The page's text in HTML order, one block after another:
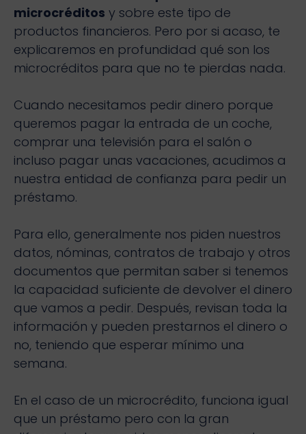
microcréditos y sobre este tipo de
productos financieros. Pero por si acaso, te
explicaremos en profundidad qué son los
microcréditos para que no te pierdas nada.
Cuando necesitamos pedir dinero porque
queremos pagar la entrada de un coche,
comprar una televisión para el salón o
incluso pagar unas vacaciones, acudimos a
nuestra entidad de confianza para pedir un
préstamo.
Para ello, generalmente nos piden nuestros
datos, nóminas, contratos de trabajo y otros
documentos que permitan saber si tenemos
la capacidad suficiente de devolver el dinero
que vamos a pedir. Después, revisan toda la
información y pueden prestarnos el dinero o
no, teniendo que esperar mínimo una
semana.
En el caso de un microcrédito, funciona igual
que un préstamo pero con la gran